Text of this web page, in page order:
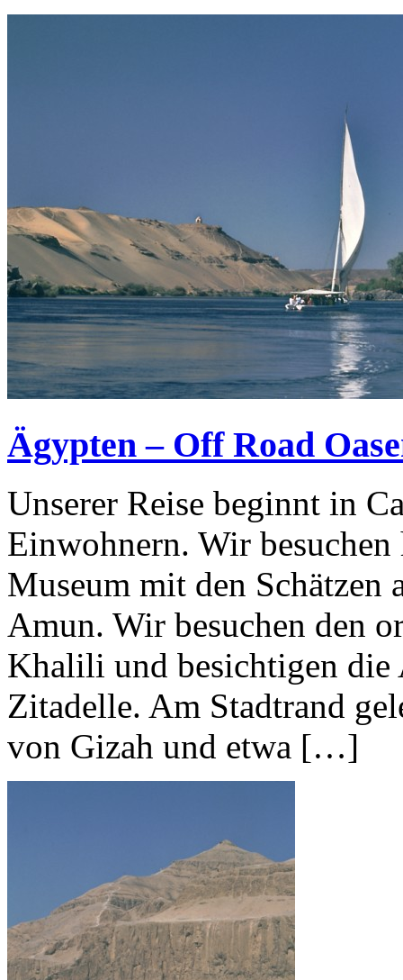
Ägypten – Off Road
Unserer Reise beginnt in
Einwohnern. Wir
Museum mit den Schätzen
Amun. Wir besuchen den
Khalili und besichtigen die
Zitadelle. Am Stadtrand
von Gizah und etwa […]